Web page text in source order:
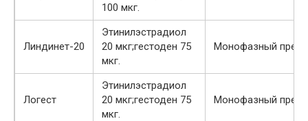
100 мкг.
Линдинет-20
Этинилэстрадиол
20 мкг;гестоден 75
мкг.
Монофазный
Логест
Этинилэстрадиол
20 мкг;гестоден 75
мкг.
Монофазный